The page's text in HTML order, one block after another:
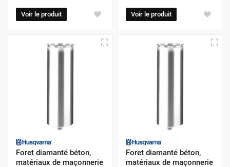
Voir le produit Voir le produit
Foret diamanté béton,
matériaux de maçonnerie
Foret diamanté béton,
matériaux de maçonnerie